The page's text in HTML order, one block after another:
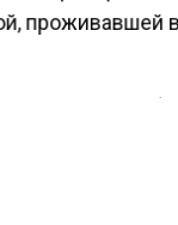
проживавшей
предлогом